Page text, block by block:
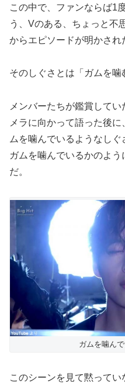
この中で、ファンならば1
う、Vのある、ちょっと不
からエピソードが明かされ
そのしぐさとは「ガムを噛
メンバーたちが鑑賞して
メラに向かって語った後
ムを噛んでいるようなし
ガムを噛んでいるかのよ
だ。
ガムを噛ん
このシーンを見て黙って